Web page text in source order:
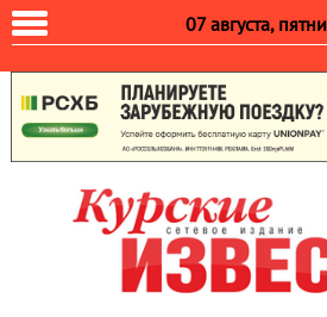
07 августа,